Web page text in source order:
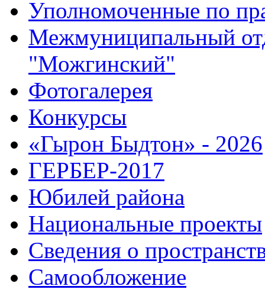
Уполномоченные по
Межмуниципальный
"Можгинский"
Фотогалерея
Конкурсы
«Гырон Быдтон» - 2026
ГЕРБЕР-2017
Юбилей района
Национальные проекты
Сведения о
Самообложение